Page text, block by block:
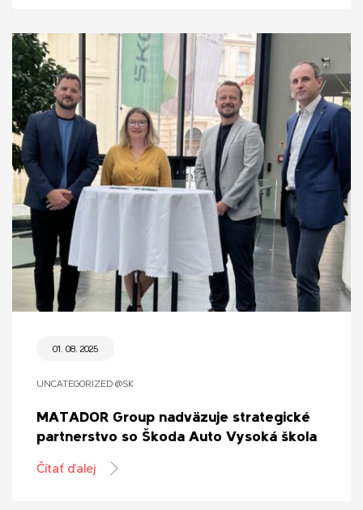
01. 08. 2025
UNCATEGORIZED @SK
MATADOR Group nadväzuje strategické
partnerstvo so Škoda Auto Vysoká škola
Čítať ďalej